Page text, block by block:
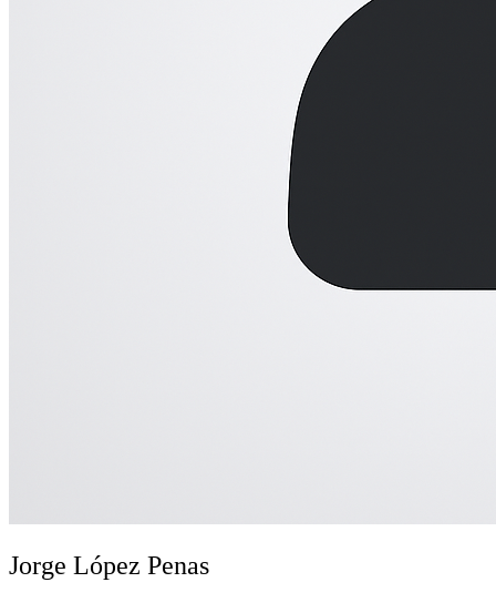
Jorge López Penas